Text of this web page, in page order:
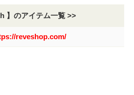
】のアイテム一覧 >>
reveshop.com/